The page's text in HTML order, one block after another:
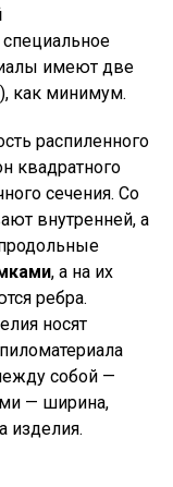
имеют две
как минимум.
распиленного
квадратного
сечения. Со
внутренней, а
, а на их
ребра.
носят
собой —
— ширина,
изделия.